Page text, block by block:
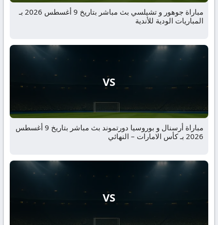
مباراة جوهور و تشيلسي بث مباشر بتاريخ 9 أغسطس 2026 بـ
المباريات الودية للأندية
VS
مباراة أرسنال و بوروسيا دورتموند بث مباشر بتاريخ 9 أغسطس
2026 بـ كأس الامارات – النهائي
VS